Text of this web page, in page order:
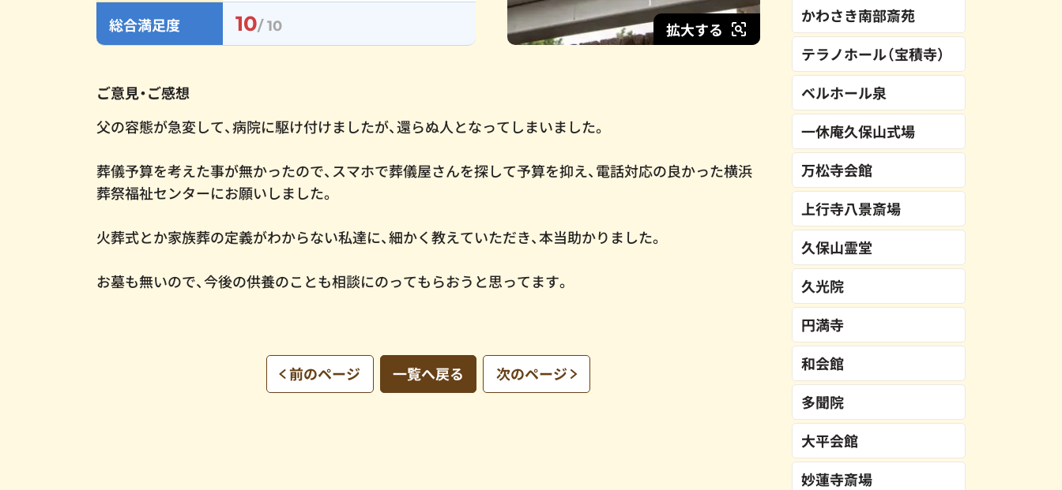
総合満足度 10/ 10 拡大する
ご意見・ご感想
父の容態が急変して、病院に駆け付けましたが、還らぬ人となってしまいました。
葬儀予算を考えた事が無かったので、スマホで葬儀屋さんを探して予算を抑え、電話対応の良かった横浜
葬祭福祉センターにお願いしました。
火葬式とか家族葬の定義がわからない私達に、細かく教えていただき、本当助かりました。
お墓も無いので、今後の供養のことも相談にのってもらおうと思ってます。
前のページ 一覧へ戻る 次のページ
かわさき南部斎苑
テラノホール（宝積寺）
ベルホール泉
一休庵久保山式場
万松寺会館
上行寺八景斎場
久保山霊堂
久光院
円満寺
和会館
多聞院
大平会館
妙蓮寺斎場